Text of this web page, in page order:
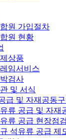
원 가입절차
원 현황
상품
임서비스
검사
및 서식
급 및 자재공동
류 공급 및 자재
류 공급 현장점
석유류 공급 제